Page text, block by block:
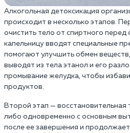
Алкогольная детоксикация
происходит в несколько этапов.
очистить тело от спиртного
капельницу вводят специальные
помогают улучшить обмен
выводят из тела этанол и его
промывание желудка, чтобы
продуктов.
Второй этап — восстановительная
либо одновременно с основным
после ее завершения и